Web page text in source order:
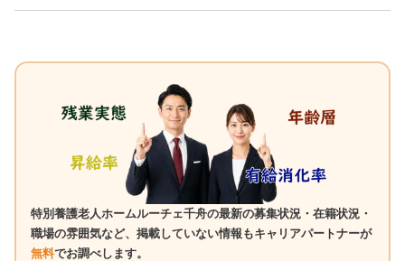
特別養護老人ホームルーチェ千舟の最新の募集状況・在籍状況・
職場の雰囲気など、掲載していない情報もキャリアパートナーが
無料でお調べします。